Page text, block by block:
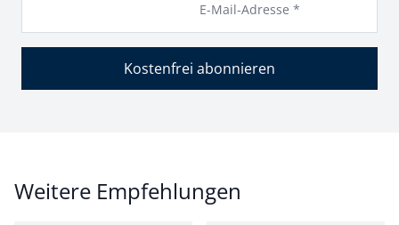
E-Mail-Adresse *
Kostenfrei abonnieren
Weitere Empfehlungen